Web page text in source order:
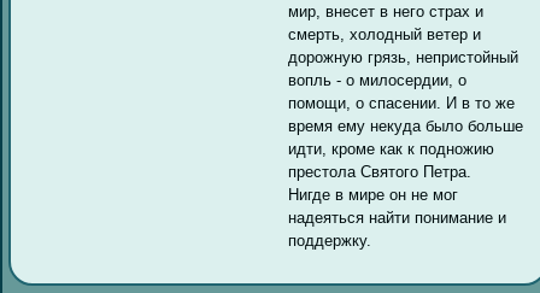
мир, внесет в него страх и
смерть, холодный ветер и
дорожную грязь, непристойный
вопль - о милосердии, о
помощи, о спасении. И в то же
время ему некуда было больше
идти, кроме как к подножию
престола Святого Петра.
Нигде в мире он не мог
надеяться найти понимание и
поддержку.